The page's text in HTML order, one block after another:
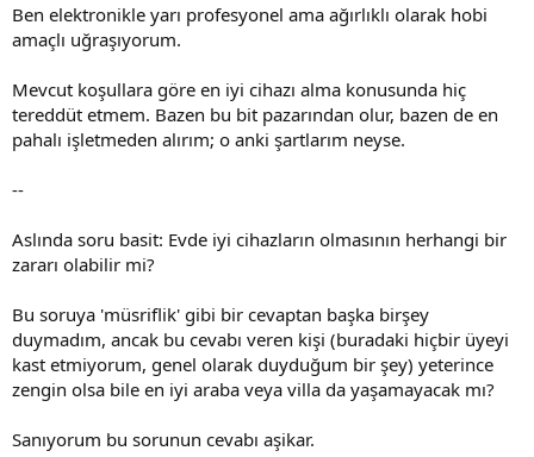
Ben elektronikle yarı profesyonel ama ağırlıklı olarak hobi
amaçlı uğraşıyorum.
Mevcut koşullara göre en iyi cihazı alma konusunda hiç
tereddüt etmem. Bazen bu bit pazarından olur, bazen de en
pahalı işletmeden alırım; o anki şartlarım neyse.
--
Aslında soru basit: Evde iyi cihazların olmasının herhangi bir
zararı olabilir mi?
Bu soruya 'müsriflik' gibi bir cevaptan başka birşey
duymadım, ancak bu cevabı veren kişi (buradaki hiçbir üyeyi
kast etmiyorum, genel olarak duyduğum bir şey) yeterince
zengin olsa bile en iyi araba veya villa da yaşamayacak mı?
Sanıyorum bu sorunun cevabı aşikar.